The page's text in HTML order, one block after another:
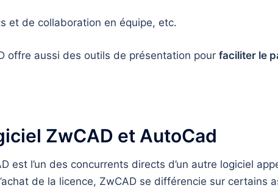
et de collaboration en équipe, etc.
offre aussi des outils de présentation pour faciliter le
ZwCAD et AutoCad
est l’un des concurrents directs d’un autre logiciel
de la licence, ZwCAD se différencie sur certains